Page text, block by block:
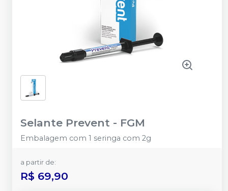
Selante Prevent - FGM
Embalagem com 1 seringa com 2g
a partir de:
R$ 69,90